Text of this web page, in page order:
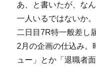
あ、と書いたが、な
一人いるではないか
二日目7R特一般差し
2月の企画の仕込み。
ュー」とか「退職者